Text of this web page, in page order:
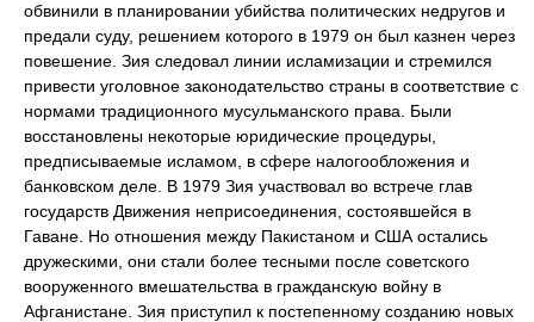
обвинили в планировании убийства политических недругов и
предали суду, решением которого в 1979 он был казнен через
повешение. Зия следовал линии исламизации и стремился
привести уголовное законодательство страны в соответствие с
нормами традиционного мусульманского права. Были
восстановлены некоторые юридические процедуры,
предписываемые исламом, в сфере налогообложения и
банковском деле. В 1979 Зия участвовал во встрече глав
государств Движения неприсоединения, состоявшейся в
Гаване. Но отношения между Пакистаном и США остались
дружескими, они стали более тесными после советского
вооруженного вмешательства в гражданскую войну в
Афганистане. Зия приступил к постепенному созданию новых